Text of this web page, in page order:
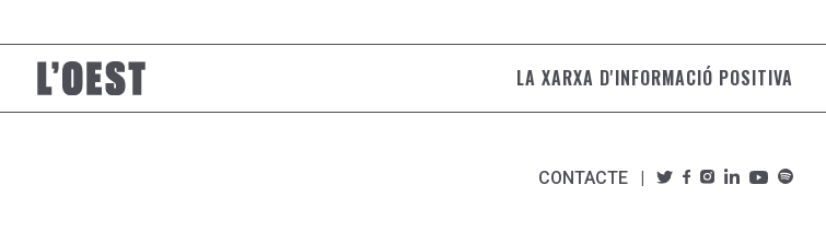
LA XARXA D'INFORMACIÓ POSITIVA
CONTACTE